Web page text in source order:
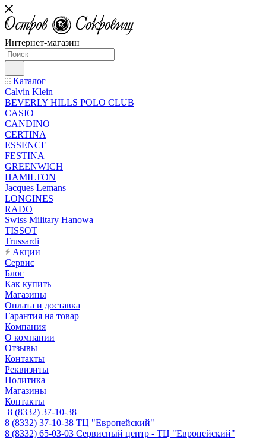
Интернет-магазин
Каталог
Calvin Klein
BEVERLY HILLS POLO CLUB
CASIO
CANDINO
CERTINA
ESSENCE
FESTINA
GREENWICH
HAMILTON
Jacques Lemans
LONGINES
RADO
Swiss Military Hanowa
TISSOT
Trussardi
Акции
Сервис
Блог
Как купить
Магазины
Оплата и доставка
Гарантия на товар
Компания
О компании
Отзывы
Контакты
Реквизиты
Политика
Магазины
Контакты
8 (8332) 37-10-38
8 (8332) 37-10-38 ТЦ "Европейский"
8 (8332) 65-03-03 Сервисный центр - ТЦ "Европейский"